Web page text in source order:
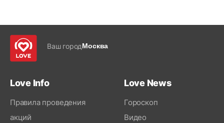
Ваш городМосква
Love Info
Правила проведения
акций
Love News
Гороскоп
Видео